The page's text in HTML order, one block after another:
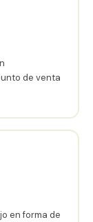
de venta
en forma de